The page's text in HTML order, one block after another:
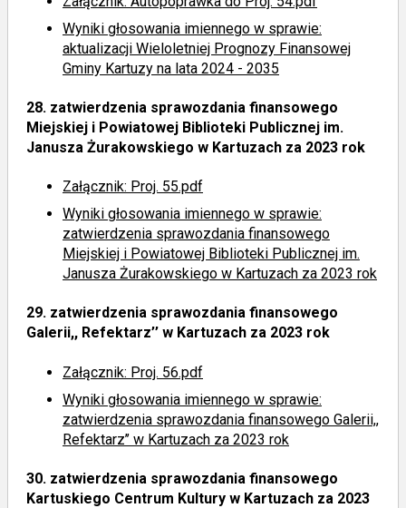
Wyniki głosowania imiennego w sprawie:
aktualizacji Wieloletniej Prognozy Finansowej
Gminy Kartuzy na lata 2024 - 2035
28. zatwierdzenia sprawozdania finansowego
Miejskiej i Powiatowej Biblioteki Publicznej im.
Janusza Żurakowskiego w Kartuzach za 2023 rok
Załącznik: Proj. 55.pdf
Wyniki głosowania imiennego w sprawie:
zatwierdzenia sprawozdania finansowego
Miejskiej i Powiatowej Biblioteki Publicznej im.
Janusza Żurakowskiego w Kartuzach za 2023 rok
29. zatwierdzenia sprawozdania finansowego
Galerii,, Refektarz’’ w Kartuzach za 2023 rok
Załącznik: Proj. 56.pdf
Wyniki głosowania imiennego w sprawie:
zatwierdzenia sprawozdania finansowego Galerii,,
Refektarz’’ w Kartuzach za 2023 rok
30. zatwierdzenia sprawozdania finansowego
Kartuskiego Centrum Kultury w Kartuzach za 2023